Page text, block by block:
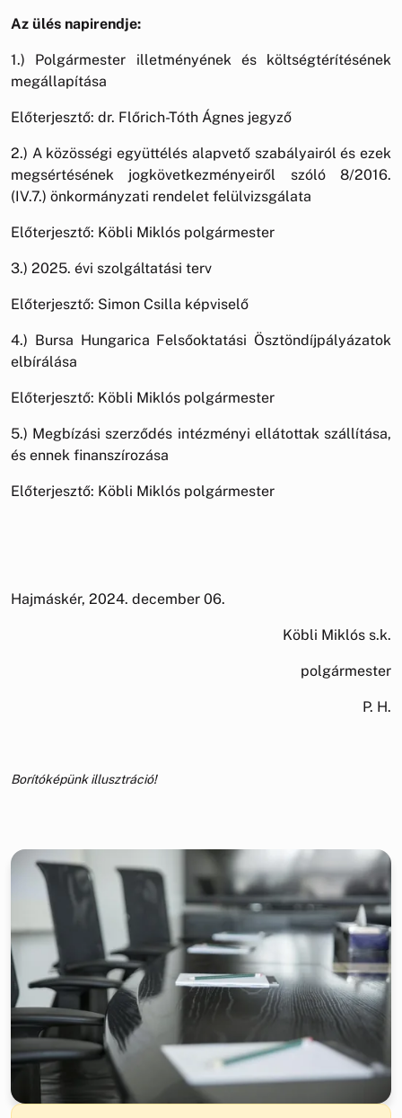
Az ülés napirendje:
1.) Polgármester illetményének és költségtérítésének
megállapítása
Előterjesztő: dr. Flőrich-Tóth Ágnes jegyző
2.) A közösségi együttélés alapvető szabályairól és ezek
megsértésének jogkövetkezményeiről szóló 8/2016.
(IV.7.) önkormányzati rendelet felülvizsgálata
Előterjesztő: Köbli Miklós polgármester
3.) 2025. évi szolgáltatási terv
Előterjesztő: Simon Csilla képviselő
4.) Bursa Hungarica Felsőoktatási Ösztöndíjpályázatok
elbírálása
Előterjesztő: Köbli Miklós polgármester
5.) Megbízási szerződés intézményi ellátottak szállítása,
és ennek finanszírozása
Előterjesztő: Köbli Miklós polgármester
Hajmáskér, 2024. december 06.
Köbli Miklós s.k.
polgármester
P. H.
Borítóképünk illusztráció!